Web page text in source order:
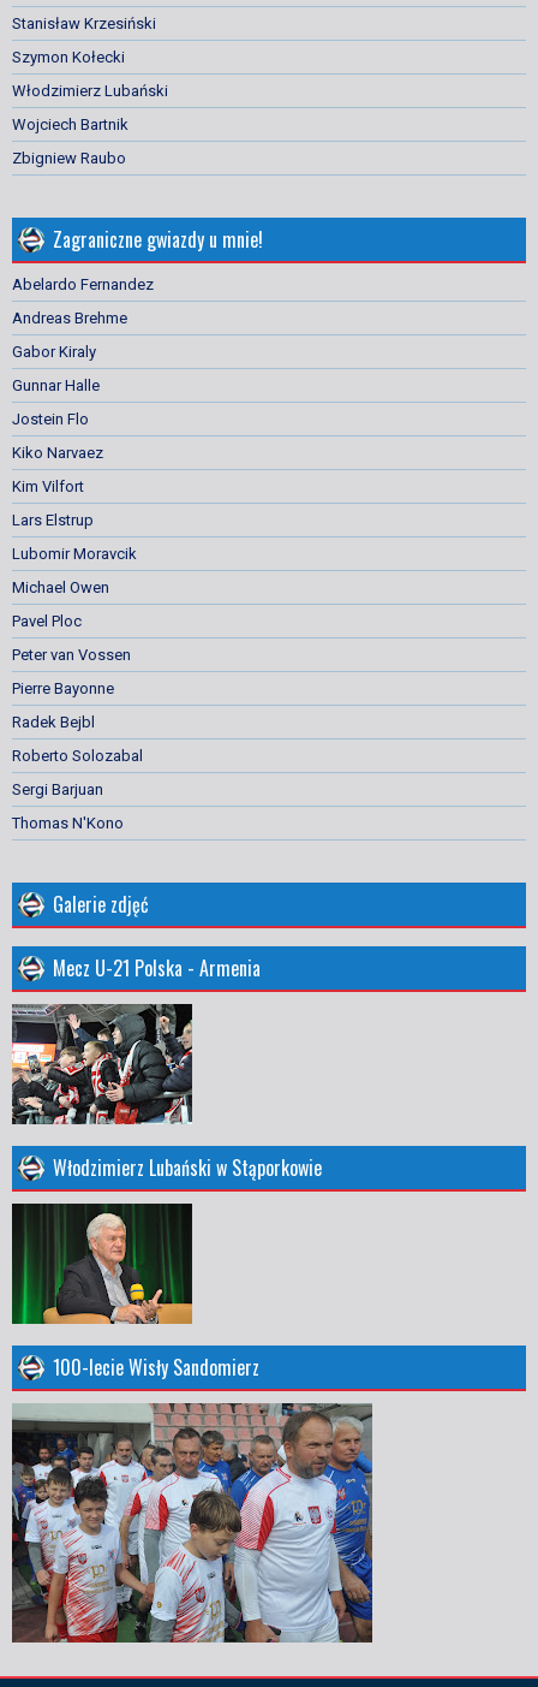
Stanisław Krzesiński
Szymon Kołecki
Włodzimierz Lubański
Wojciech Bartnik
Zbigniew Raubo
Zagraniczne gwiazdy u mnie!
Abelardo Fernandez
Andreas Brehme
Gabor Kiraly
Gunnar Halle
Jostein Flo
Kiko Narvaez
Kim Vilfort
Lars Elstrup
Lubomir Moravcik
Michael Owen
Pavel Ploc
Peter van Vossen
Pierre Bayonne
Radek Bejbl
Roberto Solozabal
Sergi Barjuan
Thomas N'Kono
Galerie zdjęć
Mecz U-21 Polska - Armenia
Włodzimierz Lubański w Stąporkowie
100-lecie Wisły Sandomierz